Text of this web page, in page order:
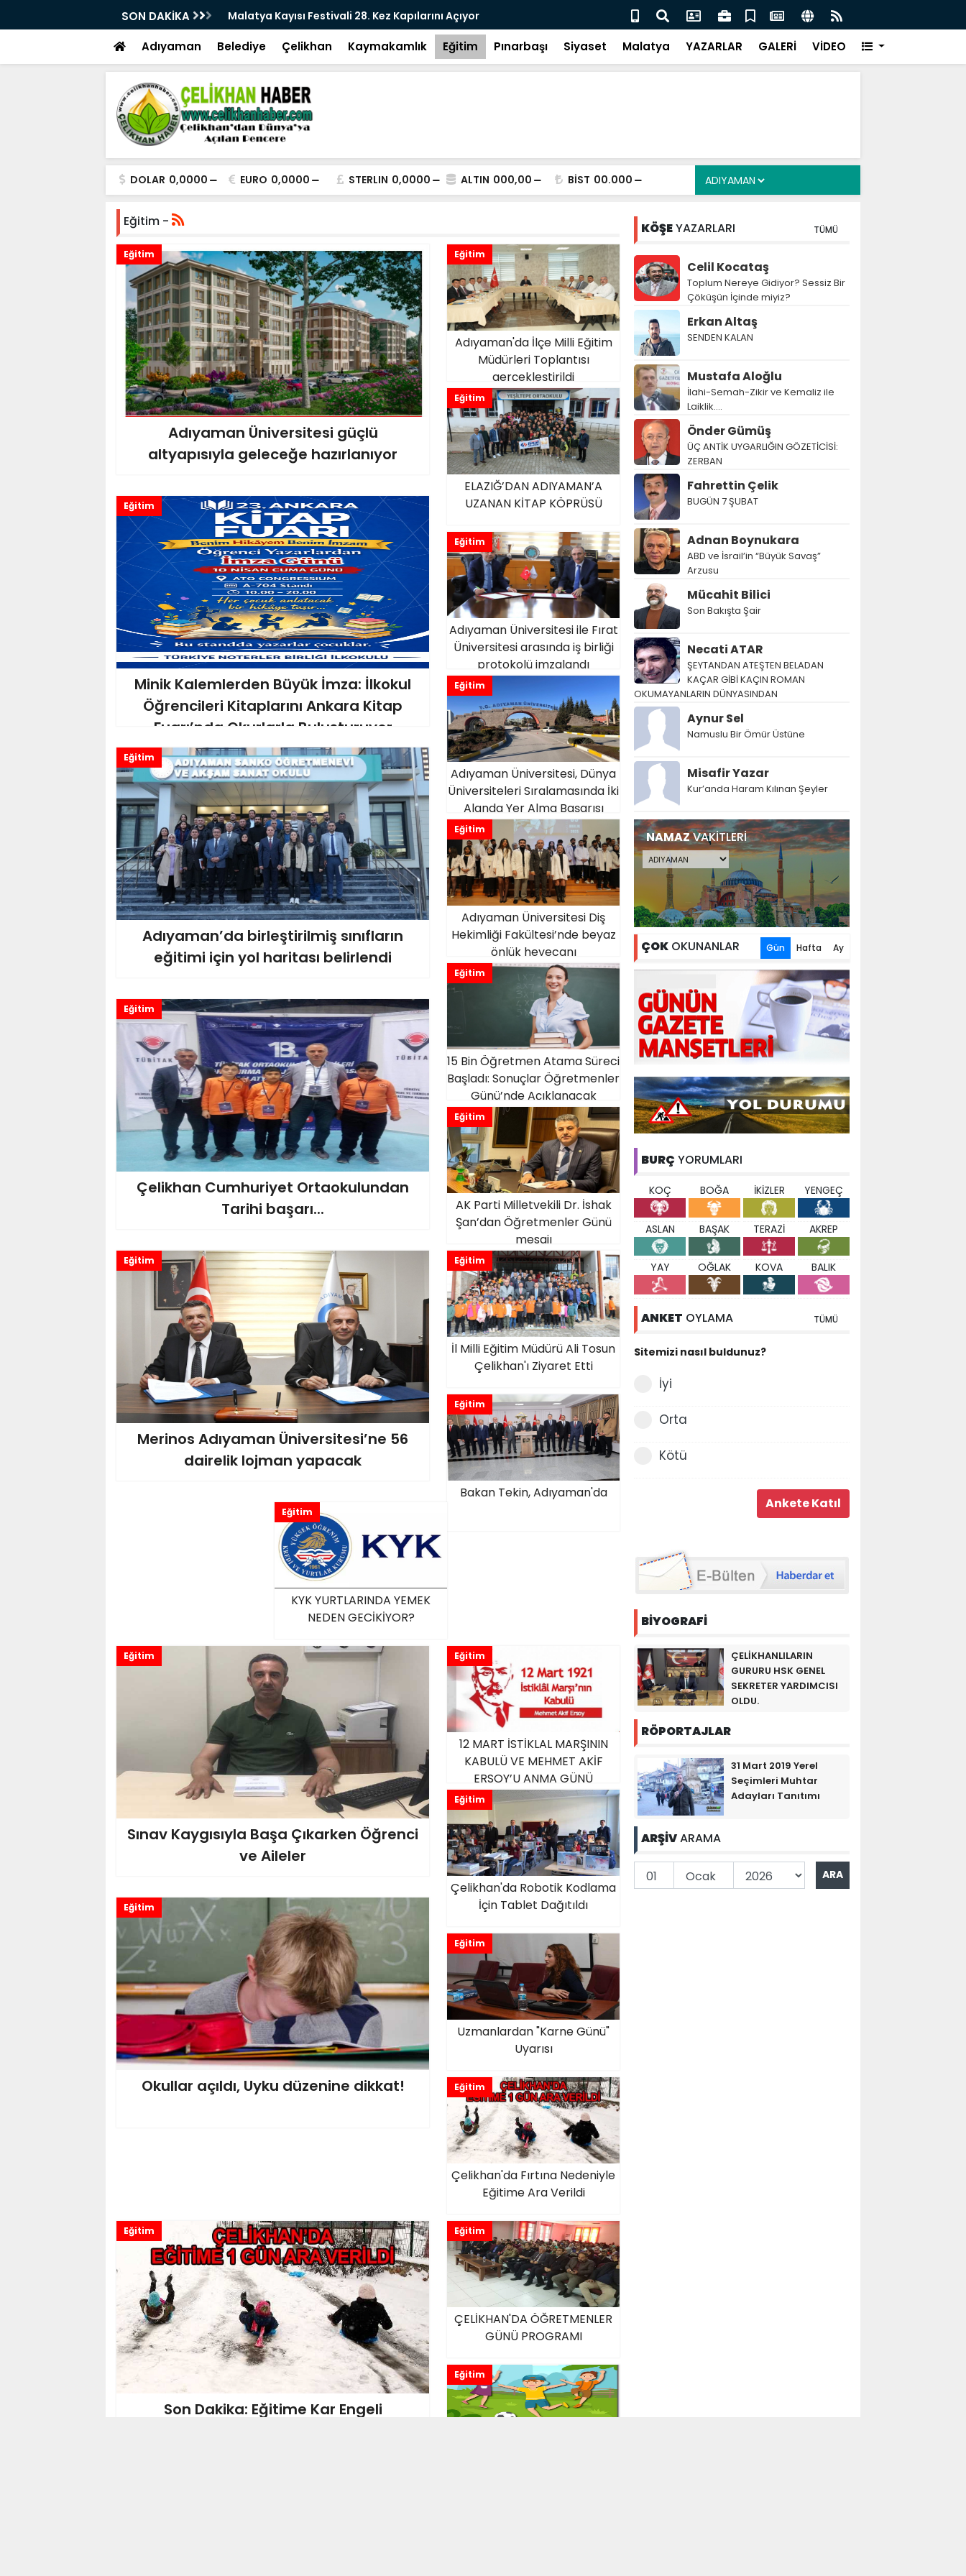
SON DAKİKA
Kez Kapılarını Açıyor Vesayetten Siyasete: DEM Parti’nin Tarihi Sınavı Milletvekili Alkayış, Cibuti’de diplomatik temaslarda bulundu
Adıyaman Belediye Çelikhan Kaymakamlık Eğitim Pınarbaşı Siyaset Malatya YAZARLAR GALERİ VİDEO
DOLAR 0,0000 EURO 0,0000 STERLIN 0,0000 ALTIN 000,00 BİST 00.000
Eğitim -
Eğitim
Adıyaman Üniversitesi güçlü
altyapısıyla geleceğe hazırlanıyor
Eğitim
Adıyaman'da İlçe Milli Eğitim
Müdürleri Toplantısı
gerçekleştirildi
Eğitim
ELAZIĞ’DAN ADIYAMAN’A
UZANAN KİTAP KÖPRÜSÜ
Eğitim
Minik Kalemlerden Büyük İmza: İlkokul
Öğrencileri Kitaplarını Ankara Kitap
Fuarı’nda Okurlarla Buluşturuyor
Eğitim
Adıyaman Üniversitesi ile Fırat
Üniversitesi arasında iş birliği
protokolü imzalandı
Eğitim
Adıyaman Üniversitesi, Dünya
Üniversiteleri Sıralamasında İki
Alanda Yer Alma Başarısı
Gösterdi
Eğitim
Adıyaman’da birleştirilmiş sınıfların
eğitimi için yol haritası belirlendi
Eğitim
Adıyaman Üniversitesi Diş
Hekimliği Fakültesi’nde beyaz
önlük heyecanı
Eğitim
15 Bin Öğretmen Atama Süreci
Başladı: Sonuçlar Öğretmenler
Günü’nde Açıklanacak
Eğitim
Çelikhan Cumhuriyet Ortaokulundan
Tarihi başarı...
Eğitim
AK Parti Milletvekili Dr. İshak
Şan’dan Öğretmenler Günü
mesajı
Eğitim
İl Milli Eğitim Müdürü Ali Tosun
Çelikhan'ı Ziyaret Etti
Eğitim
Merinos Adıyaman Üniversitesi’ne 56
dairelik lojman yapacak
Eğitim
Bakan Tekin, Adıyaman'da
Eğitim
KYK YURTLARINDA YEMEK
NEDEN GECİKİYOR?
Eğitim
Sınav Kaygısıyla Başa Çıkarken Öğrenci
ve Aileler
Eğitim
12 MART İSTİKLAL MARŞININ
KABULÜ VE MEHMET AKİF
ERSOY’U ANMA GÜNÜ
Eğitim
Çelikhan'da Robotik Kodlama
İçin Tablet Dağıtıldı
Eğitim
Okullar açıldı, Uyku düzenine dikkat!
Eğitim
Uzmanlardan "Karne Günü"
Uyarısı
Eğitim
Çelikhan'da Fırtına Nedeniyle
Eğitime Ara Verildi
Eğitim
Son Dakika: Eğitime Kar Engeli
Eğitim
ÇELİKHAN'DA ÖĞRETMENLER
GÜNÜ PROGRAMI
Eğitim
KÖŞEYAZARLARI TÜMÜ
Celil Kocataş
Toplum Nereye Gidiyor? Sessiz Bir
Çöküşün İçinde miyiz?
Erkan Altaş
SENDEN KALAN
Mustafa Aloğlu
İlahi-Semah-Zikir ve Kemaliz ile
Laiklik….
Önder Gümüş
ÜÇ ANTİK UYGARLIĞIN GÖZETİCİSİ:
ZERBAN
Fahrettin Çelik
BUGÜN 7 ŞUBAT
Adnan Boynukara
ABD ve İsrail’in “Büyük Savaş”
Arzusu
Mücahit Bilici
Son Bakışta Şair
Necati ATAR
ŞEYTANDAN ATEŞTEN BELADAN
KAÇAR GİBİ KAÇIN ROMAN
OKUMAYANLARIN DÜNYASINDAN
Aynur Sel
Namuslu Bir Ömür Üstüne
Misafir Yazar
Kur’anda Haram Kılınan Şeyler
NAMAZVAKİTLERİ
ÇOK OKUNANLAR Gün Hafta Ay
BURÇ YORUMLARI
KOÇ BOĞA İKİZLER YENGEÇ
ASLAN BAŞAK TERAZİ AKREP
YAY OĞLAK KOVA BALIK
ANKET OYLAMA TÜMÜ
Sitemizi nasıl buldunuz?
İyi
Orta
Kötü
BİYOGRAFİ
ÇELİKHANLILARIN
GURURU HSK GENEL
SEKRETER YARDIMCISI
OLDU.
RÖPORTAJLAR
31 Mart 2019 Yerel
Seçimleri Muhtar
Adayları Tanıtımı
ARŞİVARAMA